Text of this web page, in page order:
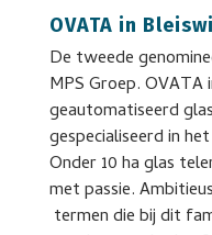
OVATA in
De tweede
MPS Groep. OVATA
geautomatiseerd
gespecialiseerd in
Onder 10 ha glas
met passie.
termen die bij dit